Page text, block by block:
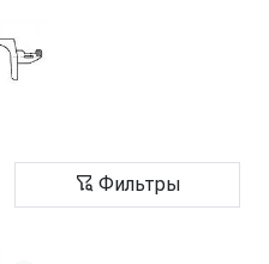
Фильтры